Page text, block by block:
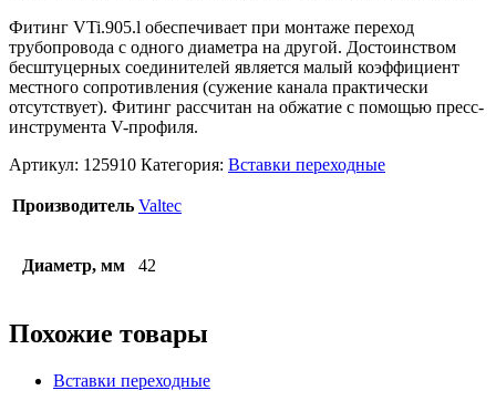
Фитинг VTi.905.l обеспечивает при монтаже переход
трубопровода с одного диаметра на другой. Достоинством
бесштуцерных соединителей является малый коэффициент
местного сопротивления (сужение канала практически
отсутствует). Фитинг рассчитан на обжатие с помощью пресс-
инструмента V-профиля.
Артикул: 125910 Категория: Вставки переходные
Производитель Valtec
Диаметр, мм 42
Похожие товары
Вставки переходные